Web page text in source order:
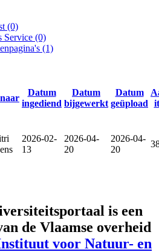
(0)
Service (0)
(1)
Datum
ingediend
Datum
bijgewerkt
Datum
geüpload
2026-02-
13
2026-04-
20
2026-04-
20
is een
de Vlaamse overheid
voor Natuur- en